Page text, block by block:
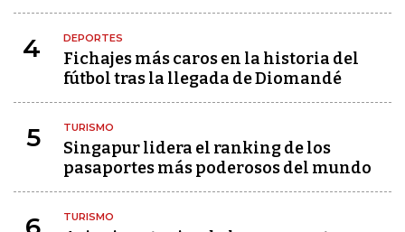
4 DEPORTES
Fichajes más caros en la historia del
fútbol tras la llegada de Diomandé
5 TURISMO
Singapur lidera el ranking de los
pasaportes más poderosos del mundo
TURISMO